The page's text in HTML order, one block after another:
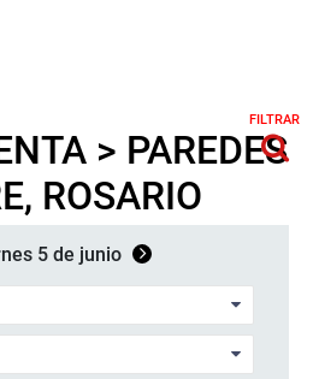
> PAREDES
ROSARIO
FILTRAR
5 de junio